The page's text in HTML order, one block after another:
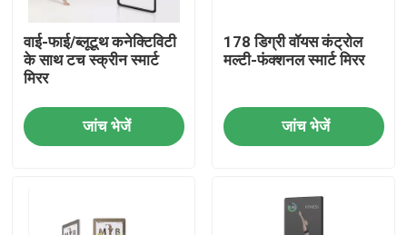
होम
उत्पाद
वीडियो
वाई-फाई/ब्लूटूथ कनेक्टिविटी
के साथ टच स्क्रीन स्मार्ट
मिरर
जांच भेजें
178 डिग्री वॉयस कंट्रोल
मल्टी-फंक्शनल स्मार्ट मिरर
जांच भेजें